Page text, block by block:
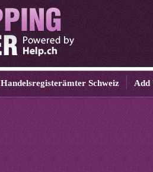
Handelsregisterämter Schweiz Add